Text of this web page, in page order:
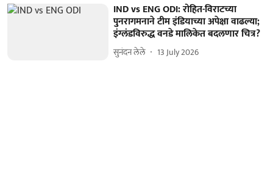
IND vs ENG ODI: रोहित-विराटच्या
पुनरागमनाने टीम इंडियाच्या अपेक्षा वाढल्या;
इंग्लंडविरुद्ध वनडे मालिकेत बदलणार चित्र?
सुनंदन लेले 13 July 2026